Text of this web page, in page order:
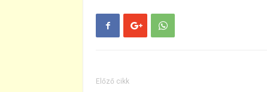
Előző cikk